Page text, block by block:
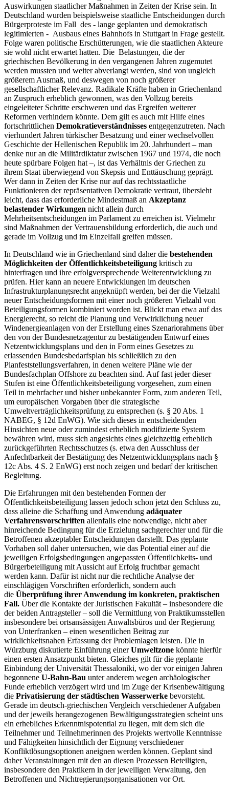
Auswirkungen staatlicher Maßnahmen in Zeiten der Krise sein. In
Deutschland wurden beispielsweise staatliche Entscheidungen durch
Bürgerproteste im Fall des - lange geplanten und demokratisch
legitimierten - Ausbaus eines Bahnhofs in Stuttgart in Frage gestellt.
Folge waren politische Erschütterungen, wie die staatlichen Akteure
sie wohl nicht erwartet hatten. Die Belastungen, die der
griechischen Bevölkerung in den vergangenen Jahren zugemutet
werden mussten und weiter abverlangt werden, sind von ungleich
größerem Ausmaß, und deswegen von noch größerer
gesellschaftlicher Relevanz. Radikale Kräfte haben in Griechenland
an Zuspruch erheblich gewonnen, was den Vollzug bereits
eingeleiteter Schritte erschweren und das Ergreifen weiterer
Reformen verhindern könnte. Dem gilt es auch mit Hilfe eines
fortschrittlichen Demokratieverständnisses entgegenzutreten. Nach
vierhundert Jahren türkischer Besatzung und einer wechselvollen
Geschichte der Hellenischen Republik im 20. Jahrhundert – man
denke nur an die Militärdiktatur zwischen 1967 und 1974, die noch
heute spürbare Folgen hat –, ist das Verhältnis der Griechen zu
ihrem Staat überwiegend von Skepsis und Enttäuschung geprägt.
Wer dann in Zeiten der Krise nur auf das rechtsstaatliche
Funktionieren der repräsentativen Demokratie vertraut, übersieht
leicht, dass das erforderliche Mindestmaß an Akzeptanz
belastender Wirkungen nicht allein durch
Mehrheitsentscheidungen im Parlament zu erreichen ist. Vielmehr
sind Maßnahmen der Vertrauensbildung erforderlich, die auch und
gerade im Vollzug und im Einzelfall greifen müssen.
In Deutschland wie in Griechenland sind daher die bestehenden
Möglichkeiten der Öffentlichkeitsbeteiligung kritisch zu
hinterfragen und ihre erfolgversprechende Weiterentwicklung zu
prüfen. Hier kann an neuere Entwicklungen im deutschen
Infrastrukturplanungsrecht angeknüpft werden, bei der die Vielzahl
neuer Entscheidungsformen mit einer noch größeren Vielzahl von
Beteiligungsformen kombiniert worden ist. Blickt man etwa auf das
Energierecht, so reicht die Planung und Verwirklichung neuer
Windenergieanlagen von der Erstellung eines Szenariorahmens über
den von der Bundesnetzagentur zu bestätigenden Entwurf eines
Netzentwicklungsplans und den in Form eines Gesetzes zu
erlassenden Bundesbedarfsplan bis schließlich zu den
Planfeststellungsverfahren, in denen weitere Pläne wie der
Bundesfachplan Offshore zu beachten sind. Auf fast jeder dieser
Stufen ist eine Öffentlichkeitsbeteiligung vorgesehen, zum einen
Teil in mehrfacher und bisher unbekannter Form, zum anderen Teil,
um europäischen Vorgaben über die strategische
Umweltverträglichkeitsprüfung zu entsprechen (s. § 20 Abs. 1
NABEG, § 12d EnWG). Wie sich dieses in entscheidenden
Hinsichten neue oder zumindest erheblich modifizierte System
bewähren wird, muss sich angesichts eines gleichzeitig erheblich
zurückgeführten Rechtsschutzes (s. etwa den Ausschluss der
Anfechtbarkeit der Bestätigung des Netzentwicklungsplans nach §
12c Abs. 4 S. 2 EnWG) erst noch zeigen und bedarf der kritischen
Begleitung.
Die Erfahrungen mit den bestehenden Formen der
Öffentlichkeitsbeteiligung lassen jedoch schon jetzt den Schluss zu,
dass alleine die Schaffung und Anwendung adäquater
Verfahrensvorschriften allenfalls eine notwendige, nicht aber
hinreichende Bedingung für die Erzielung sachgerechter und für die
Betroffenen akzeptabler Entscheidungen darstellt. Das geplante
Vorhaben soll daher untersuchen, wie das Potential einer auf die
jeweiligen Erfolgsbedingungen angepassten Öffentlichkeits- und
Bürgerbeteiligung mit Aussicht auf Erfolg fruchtbar gemacht
werden kann. Dafür ist nicht nur die rechtliche Analyse der
einschlägigen Vorschriften erforderlich, sondern auch
die Überprüfung ihrer Anwendung im konkreten, praktischen
Fall. Über die Kontakte der Juristischen Fakultät – insbesondere die
der beiden Antragsteller – soll die Vermittlung von Praktikumsstellen
insbesondere bei ortsansässigen Anwaltsbüros und der Regierung
von Unterfranken – einen wesentlichen Beitrag zur
wirklichkeitsnahen Erfassung der Problemlagen leisten. Die in
Würzburg diskutierte Einführung einerUmweltzone könnte hierfür
einen ersten Ansatzpunkt bieten. Gleiches gilt für die geplante
Einbindung der Universität Thessaloniki, wo der vor einigen Jahren
begonnene U-Bahn-Bau unter anderem wegen archäologischer
Funde erheblich verzögert wird und im Zuge der Krisenbewältigung
die Privatisierung der städtischen Wasserwerke bevorsteht.
Gerade im deutsch-griechischen Vergleich verschiedener Aufgaben
und der jeweils herangezogenen Bewältigungs­strategien scheint uns
ein erhebliches Erkenntnispotential zu liegen, mit dem sich die
Teilnehmer und Teilnehmerinnen des Projekts wertvolle Kenntnisse
und Fähigkeiten hinsichtlich der Eignung verschiedener
Konfliktlösungsoptionen aneignen werden können. Geplant sind
daher Veranstaltungen mit den an diesen Prozessen Beteiligten,
insbesondere den Praktikern in der jeweiligen Verwaltung, den
Betroffenen und Nichtregierungsorganisationen vor Ort.